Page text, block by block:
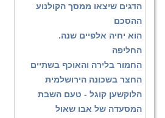
הדגים שיצאו ממסך הקולנוע
ההסכם
הוא יחיה אלפיים שנה.
החליפה
החמור בלירה והאוכף בשתיים
החצר בשכונה הירושלמית
הלוקשען קוגל - טעם השבת
המסעדה של אבו שאול